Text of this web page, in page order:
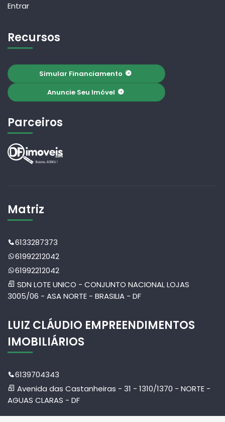
Entrar
Recursos
Simular Financiamento
Anuncie Seu Imóvel
Parceiros
Matriz
6133287373
61992212042
61992212042
SDN LOTE UNICO - CONJUNTO NACIONAL LOJAS
3005/06 - ASA NORTE - BRASILIA - DF
LUIZ CLÁUDIO EMPREENDIMENTOS
IMOBILIÁRIOS
6139704343
Avenida das Castanheiras - 31 - 1310/1370 - NORTE -
AGUAS CLARAS - DF